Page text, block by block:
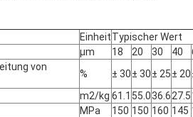
EinheitTypischer Wert
μm 18 20 30 40
von
% ± 30± 30± 25± 20
m2/kg 61.1 55.036.627.5
MPa 150 150 160 145